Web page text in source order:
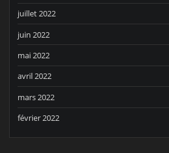
juillet 2022
juin 2022
mai 2022
avril 2022
mars 2022
février 2022